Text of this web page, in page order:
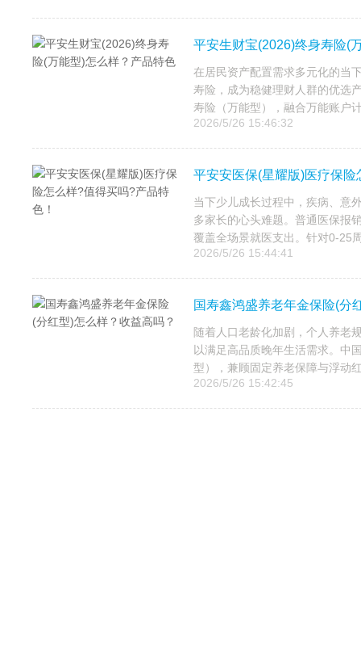
平安生财宝(2026)终身寿险(
在居民资产配置需求多元化的当
寿险，成为稳健理财人群的优选
寿险（万能型），融合万能账户
2026/5/26 15:46:32
平安安医保(星耀版)医疗保
当下少儿成长过程中，疾病、意
多家长的心头难题。普通医保报
覆盖全场景就医支出。针对0-25
2026/5/26 15:44:41
国寿鑫鸿盛养老年金保险(分
随着人口老龄化加剧，个人养老
以满足高品质晚年生活需求。中
型），兼顾固定养老保障与浮动
2026/5/26 15:42:45